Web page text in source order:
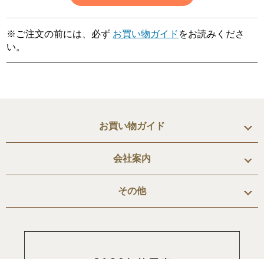
※ご注文の前には、必ず お買い物ガイド をお読みくださ
い。
お買い物ガイド
会社案内
その他